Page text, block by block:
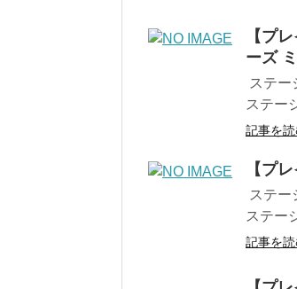
【プ
ーズ
ステー
ステー
記事を
【プ
ステー
ステー
記事を